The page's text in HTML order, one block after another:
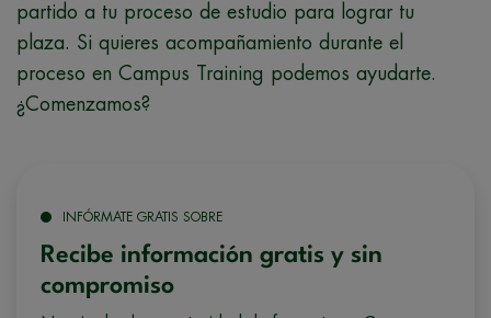
partido a tu proceso de estudio para lograr tu
plaza. Si quieres acompañamiento durante el
proceso en Campus Training podemos ayudarte.
¿Comenzamos?
INFÓRMATE GRATIS SOBRE
Recibe información gratis y sin
compromiso